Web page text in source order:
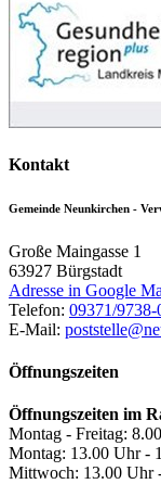
Kontakt
Gemeinde Neunkirchen -
Große Maingasse 1
63927 Bürgstadt
Adresse in Google
Telefon: 09371/9738-
E-Mail:
Öffnungszeiten
Öffnungszeiten im
Montag - Freitag:
Montag: 13.00 Uhr -
Mittwoch: 13.00 Uhr